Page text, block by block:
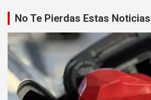
No Te Pierdas Estas Noticias